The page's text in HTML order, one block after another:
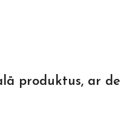
produktus, ar